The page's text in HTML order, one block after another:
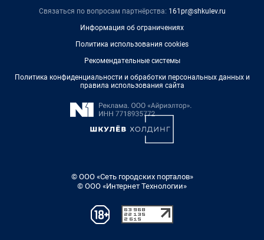
Связаться по вопросам партнёрства: 161pr@shkulev.ru
Информация об ограничениях
Политика использования cookies
Рекомендательные системы
Политика конфиденциальности и обработки персональных данных и
правила использования сайта
© ООО «Сеть городских порталов»
© ООО «Интернет Технологии»